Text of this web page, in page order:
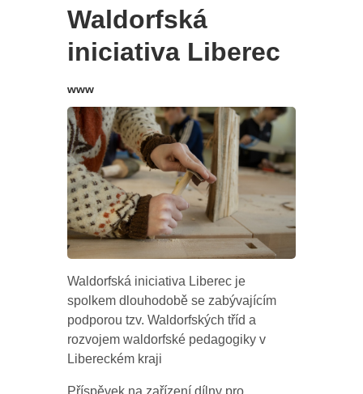
Waldorfská
iniciativa Liberec
www
Waldorfská iniciativa Liberec je
spolkem dlouhodobě se zabývajícím
podporou tzv. Waldorfských tříd a
rozvojem waldorfské pedagogiky v
Libereckém kraji
Příspěvek na zařízení dílny pro